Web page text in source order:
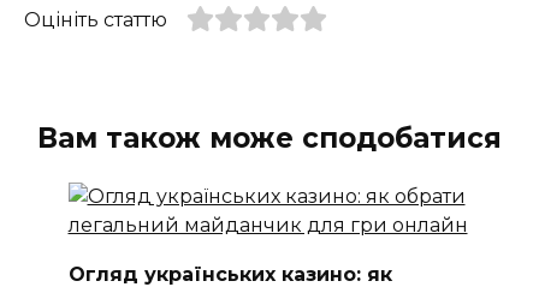
Оцініть статтю
Вам також може сподобатися
Огляд українських казино: як